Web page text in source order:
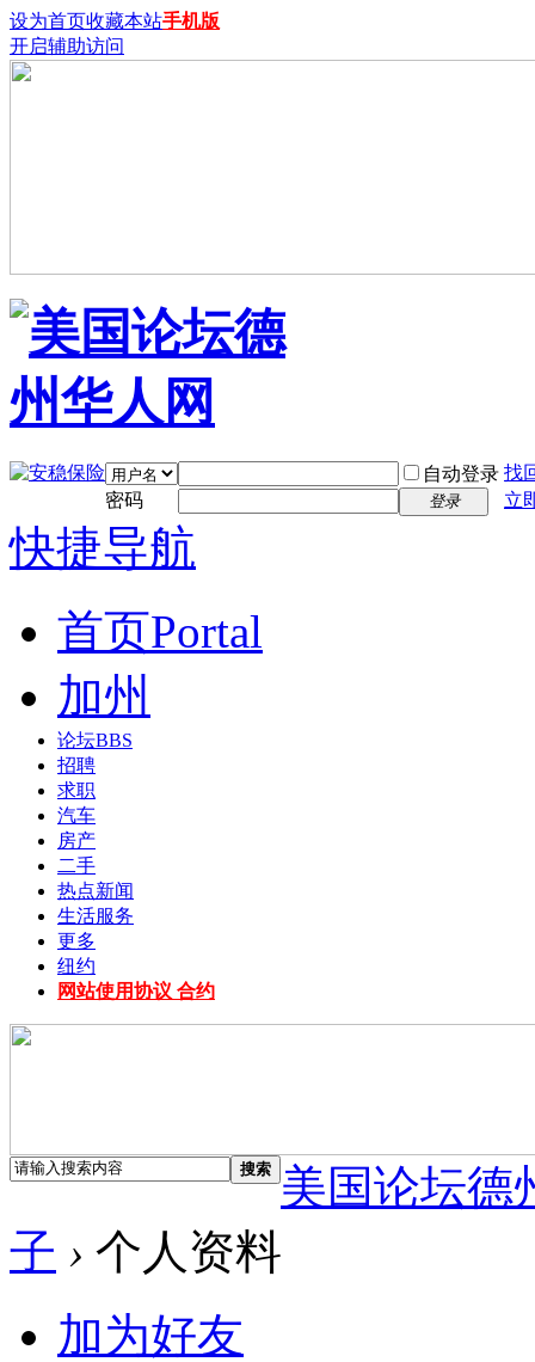
设为首页收藏本站手机版
开启辅助访问
自动登录 找
密码
登录 立
快捷导航
首页Portal
加州
论坛BBS
招聘
求职
汽车
房产
二手
热点新闻
生活服务
更多
纽约
网站使用协议 合约
搜索
美国论坛德
子 › 个人资料
加为好友